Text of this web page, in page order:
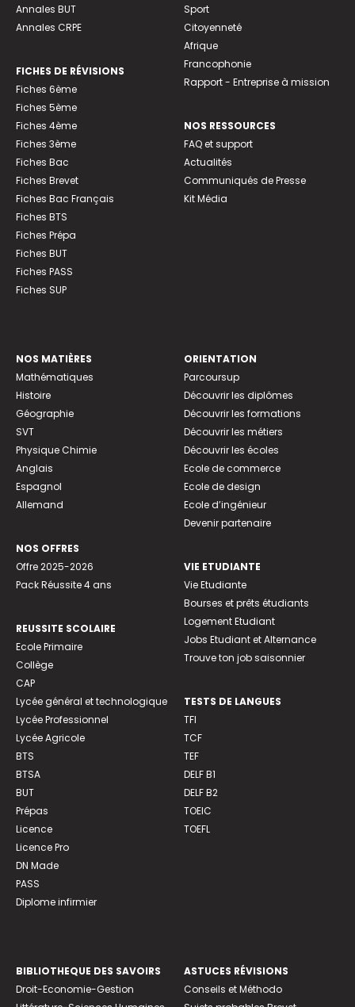
Annales BUT
Annales CRPE
FICHES DE RÉVISIONS
Fiches 6ème
Fiches 5ème
Fiches 4ème
Fiches 3ème
Fiches Bac
Fiches Brevet
Fiches Bac Français
Fiches BTS
Fiches Prépa
Fiches BUT
Fiches PASS
Fiches SUP
Sport
Citoyenneté
Afrique
Francophonie
Rapport - Entreprise à mission
NOS RESSOURCES
FAQ et support
Actualités
Communiqués de Presse
Kit Média
NOS MATIÈRES
Mathématiques
Histoire
Géographie
SVT
Physique Chimie
Anglais
Espagnol
Allemand
NOS OFFRES
Offre 2025-2026
Pack Réussite 4 ans
REUSSITE SCOLAIRE
Ecole Primaire
Collège
CAP
Lycée général et technologique
Lycée Professionnel
Lycée Agricole
BTS
BTSA
BUT
Prépas
Licence
Licence Pro
DN Made
PASS
Diplome infirmier
ORIENTATION
Parcoursup
Découvrir les diplômes
Découvrir les formations
Découvrir les métiers
Découvrir les écoles
Ecole de commerce
Ecole de design
Ecole d’ingénieur
Devenir partenaire
VIE ETUDIANTE
Vie Etudiante
Bourses et prêts étudiants
Logement Etudiant
Jobs Etudiant et Alternance
Trouve ton job saisonnier
TESTS DE LANGUES
TFI
TCF
TEF
DELF B1
DELF B2
TOEIC
TOEFL
BIBLIOTHEQUE DES SAVOIRS
Droit-Economie-Gestion
ASTUCES RÉVISIONS
Conseils et Méthodo